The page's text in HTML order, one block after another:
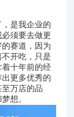
是我企业的
须要去做更
赛道，因为
开吃，只是
十年前的经
更多优秀的
万店的品
想。